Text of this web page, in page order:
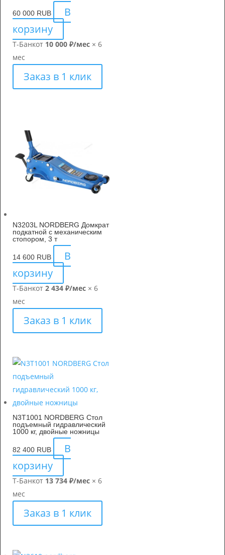
60 000 RUB
В
корзину
Т-Банкот 10 000 ₽/мес × 6
мес
Заказ в 1 клик
N3203L NORDBERG Домкрат
подкатной с механическим
стопором, 3 т
14 600 RUB
В
корзину
Т-Банкот 2 434 ₽/мес × 6
мес
Заказ в 1 клик
N3T1001 NORDBERG Стол
подъемный гидравлический
1000 кг, двойные ножницы
82 400 RUB
В
корзину
Т-Банкот 13 734 ₽/мес × 6
мес
Заказ в 1 клик